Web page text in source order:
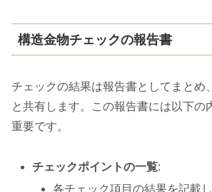
構造金物チェックの報告書
チェックの結果は報告書としてまとめ
と共有します。この報告書には以下の
重要です。
チェックポイントの一覧:
各チェック項目の結果を記載